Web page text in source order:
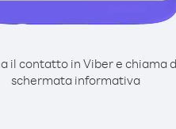
il contatto in Viber e chiama
schermata informativa